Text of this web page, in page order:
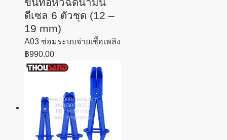
ดีเซล 6 ตัวชุด (12 –
19 mm)
A03 ซ่อมระบบจ่ายเชื้อเพลิง
฿990.00